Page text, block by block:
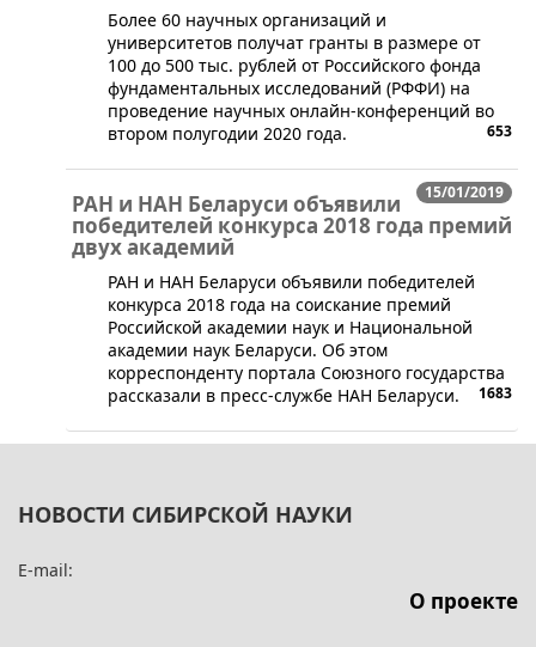
​​Более 60 научных организаций и
университетов получат гранты в размере от
100 до 500 тыс. рублей от Российского фонда
фундаментальных исследований (РФФИ) на
проведение научных онлайн-конференций во
втором полугодии 2020 года.
653
15/01/2019
РАН и НАН Беларуси объявили
победителей конкурса 2018 года премий
двух академий
​РАН и НАН Беларуси объявили победителей
конкурса 2018 года на соискание премий
Российской академии наук и Национальной
академии наук Беларуси. Об этом
корреспонденту портала Союзного государства
рассказали в пресс-службе НАН Беларуси.
1683
НОВОСТИ СИБИРСКОЙ НАУКИ
E-mail:
О проекте